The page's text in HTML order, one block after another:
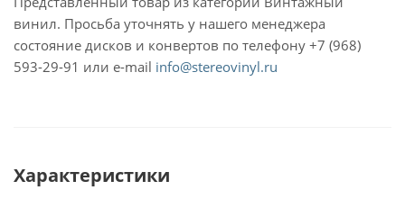
винил. Просьба уточнять у нашего менеджера
состояние дисков и конвертов по телефону +7 (968)
593-29-91 или e-mail info@stereovinyl.ru
Характеристики